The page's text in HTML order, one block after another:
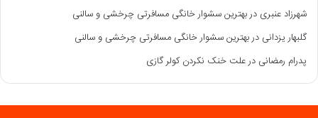
شهرزاد عنبری دربهترین سشوار خانگی مسافرتی چرخشی و سالنی
گلبهار یزدانی دربهترین سشوار خانگی مسافرتی چرخشی و سالنی
پدرام رمضانی درعلت خنک نکردن کولر گازی